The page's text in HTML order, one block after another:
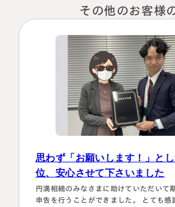
税理士紹介
東京事務所
〒107-0062
東京都港区南青山一丁目2番6号
相続コラム
円満相続ちゃんねる
円満相続塾（受講生募集中）
その他のお客様
思わず「お願いします！」と
位、安心させて下さいました
円満相続のみなさまに助けていただいて
申告を行うことができました。 とても感